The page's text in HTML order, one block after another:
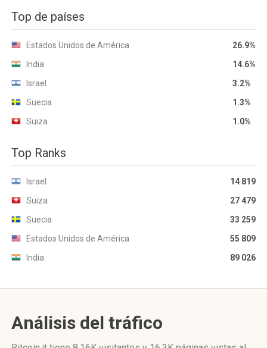
Top de países
Estados Unidos de América
26.9%
India
14.6%
Israel
3.2%
Suecia
1.3%
Suiza
1.0%
Top Ranks
Israel
14 819
Suiza
27 479
Suecia
33 259
Estados Unidos de América
55 809
India
89 026
Análisis del tráfico